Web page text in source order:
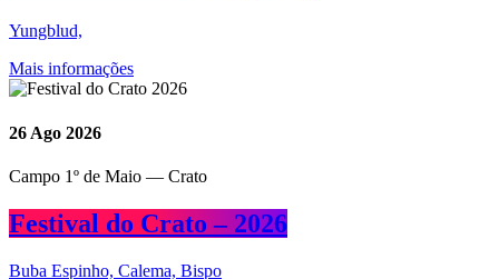
Yungblud,
Mais informações
26 Ago 2026
Campo 1º de Maio — Crato
Festival do Crato – 2026
Buba Espinho, Calema, Bispo